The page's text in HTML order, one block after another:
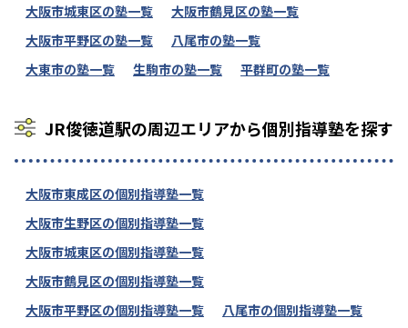
大阪市城東区の塾一覧
大阪市鶴見区の塾一覧
大阪市平野区の塾一覧
八尾市の塾一覧
大東市の塾一覧
生駒市の塾一覧 平群町の塾一覧
JR俊徳道駅の周辺エリアから個別指導塾を探す
大阪市東成区の個別指導塾一覧
大阪市生野区の個別指導塾一覧
大阪市城東区の個別指導塾一覧
大阪市鶴見区の個別指導塾一覧
大阪市平野区の個別指導塾一覧
八尾市の個別指導塾一覧